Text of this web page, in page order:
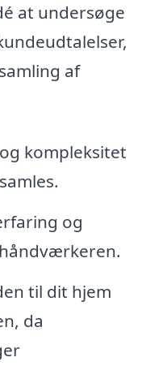
at undersøge
af
kompleksitet
og
til dit hjem
da